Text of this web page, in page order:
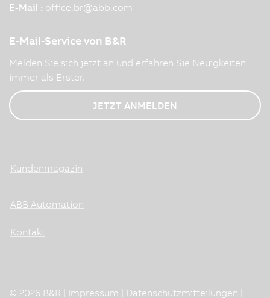
E-Mail : office.br@abb.com
E-Mail-Service von B&R
Melden Sie sich jetzt an und erfahren Sie Neuigkeiten
immer als Erster.
JETZT ANMELDEN
Kundenmagazin
ABB Automation
Kontakt
© 2026 B&R | Impressum Datenschutzmitteilungen